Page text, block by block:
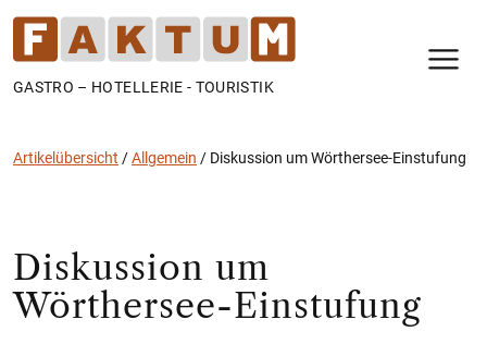
GASTRO – HOTELLERIE - TOURISTIK
Artikelübersicht /Allgemein / Diskussion um Wörthersee-Einstufung
Diskussion um
Wörthersee-Einstufung